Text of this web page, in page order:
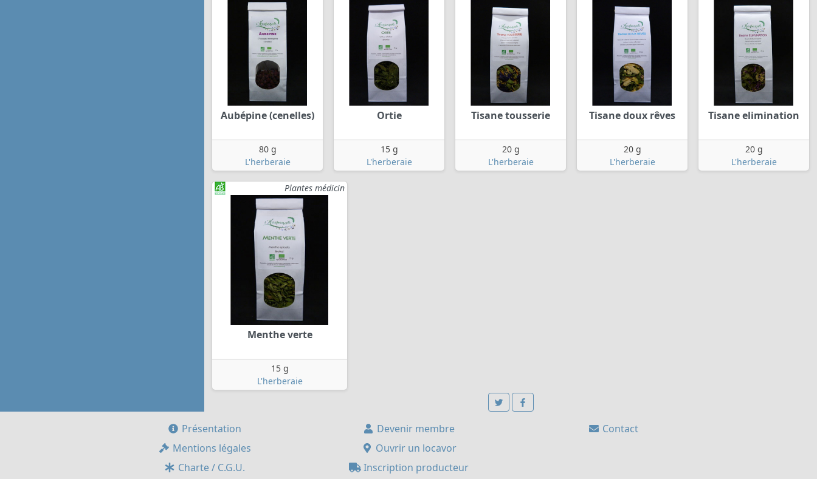
Aubépine (cenelles)
80 g
L'herberaie
Ortie
15 g
L'herberaie
Tisane tousserie
20 g
L'herberaie
Tisane doux rêves
20 g
L'herberaie
Tisane elimination
20 g
L'herberaie
Plantes médicin
Menthe verte
15 g
L'herberaie
Présentation
Mentions légales
Charte / C.G.U.
Devenir membre
Ouvrir un locavor
Inscription producteur
Contact